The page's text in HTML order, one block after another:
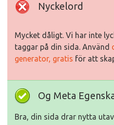
Nyckelord
Mycket dåligt. Vi har inte
taggar på din sida. Använd
generator, gratis för att
Og Meta
Bra, din sida drar nytta